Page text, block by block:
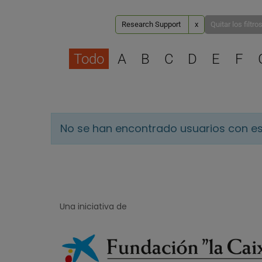
Research Support x Quitar los filtros
Todo A B C D E F
No se han encontrado usuarios con
Una iniciativa de